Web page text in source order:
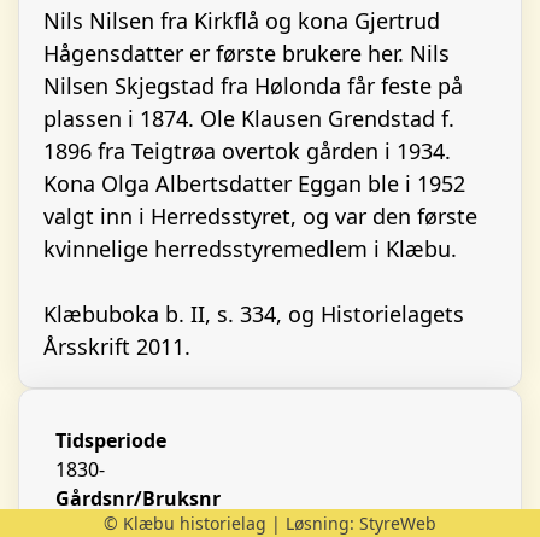
Nils Nilsen fra Kirkflå og kona Gjertrud
Hågensdatter er første brukere her. Nils
Nilsen Skjegstad fra Hølonda får feste på
plassen i 1874. Ole Klausen Grendstad f.
1896 fra Teigtrøa overtok gården i 1934.
Kona Olga Albertsdatter Eggan ble i 1952
valgt inn i Herredsstyret, og var den første
kvinnelige herredsstyremedlem i Klæbu.
Klæbuboka b. II, s. 334, og Historielagets
Årsskrift 2011.
Tidsperiode
1830-
Gårdsnr/Bruksnr
© Klæbu historielag | Løsning: StyreWeb